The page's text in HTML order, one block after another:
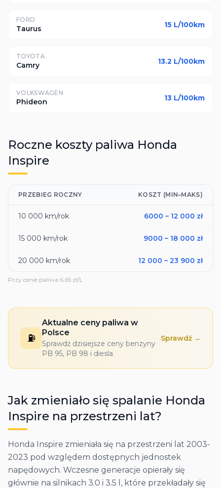
FORD
Taurus 15 L/100km
TOYOTA
Camry 13.2 L/100km
VOLKSWAGEN
Phideon 13 L/100km
Roczne koszty paliwa Honda
Inspire
PRZEBIEG ROCZNY KOSZT (MIN–MAKS)
10 000 km/rok 6000 – 12 000 zł
15 000 km/rok 9000 – 18 000 zł
20 000 km/rok 12 000 – 23 900 zł
Przy cenie paliwa 6,65 zł/L
⛽
Aktualne ceny paliwa w
Polsce
Sprawdź dzisiejsze ceny benzyny
PB 95, PB 98 i diesla
Sprawdź →
Jak zmieniało się spalanie Honda
Inspire na przestrzeni lat?
Honda Inspire zmieniała się na przestrzeni lat 2003-
2023 pod względem dostępnych jednostek
napędowych. Wczesne generacje opierały się
głównie na silnikach 3.0 i 3.5 l, które przekładały się